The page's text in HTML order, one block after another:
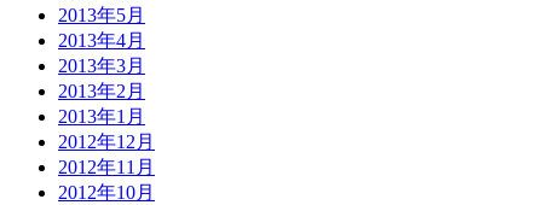
2013年5月
2013年4月
2013年3月
2013年2月
2013年1月
2012年12月
2012年11月
2012年10月